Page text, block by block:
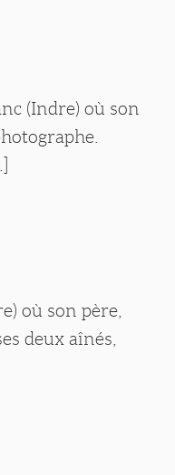
(Indre) où son
où son père,
deux aînés,